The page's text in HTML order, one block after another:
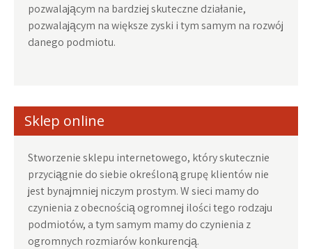
pozwalającym na bardziej skuteczne działanie,
pozwalającym na większe zyski i tym samym na rozwój
danego podmiotu.
Sklep online
Stworzenie sklepu internetowego, który skutecznie
przyciągnie do siebie określoną grupę klientów nie
jest bynajmniej niczym prostym. W sieci mamy do
czynienia z obecnością ogromnej ilości tego rodzaju
podmiotów, a tym samym mamy do czynienia z
ogromnych rozmiarów konkurencją.